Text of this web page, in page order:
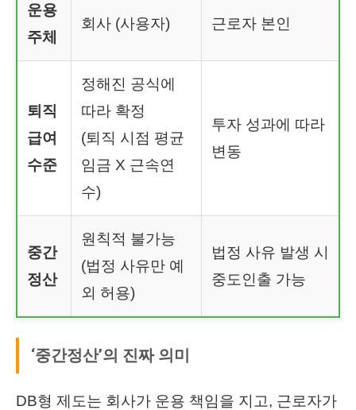
운용
주체
회사 (사용자) 근로자 본인
퇴직
급여
수준
정해진 공식에
따라 확정
(퇴직 시점 평균
임금 X 근속연
수)
투자 성과에 따라
변동
중간
정산
원칙적 불가능
(법정 사유만 예
외 허용)
법정 사유 발생 시
중도인출 가능
‘중간정산’의 진짜 의미
DB형 제도는 회사가 운용 책임을 지고, 근로자가